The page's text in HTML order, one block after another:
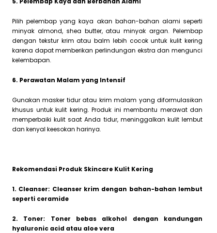
Pilih pelembap yang kaya akan bahan-bahan alami seperti
minyak almond, shea butter, atau minyak argan. Pelembap
dengan tekstur krim atau balm lebih cocok untuk kulit kering
karena dapat memberikan perlindungan ekstra dan mengunci
kelembapan.
6. Perawatan Malam yang Intensif
Gunakan masker tidur atau krim malam yang diformulasikan
khusus untuk kulit kering. Produk ini membantu merawat dan
memperbaiki kulit saat Anda tidur, meninggalkan kulit lembut
dan kenyal keesokan harinya.
Rekomendasi Produk Skincare Kulit Kering
1. Cleanser: Cleanser krim dengan bahan-bahan lembut
seperti ceramide
2. Toner: Toner bebas alkohol dengan kandungan
hyaluronic acid atau aloe vera